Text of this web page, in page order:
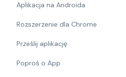
Aplikacja na Androida
Rozszerzenie dla Chrome
Prześlij aplikację
Poproś o App